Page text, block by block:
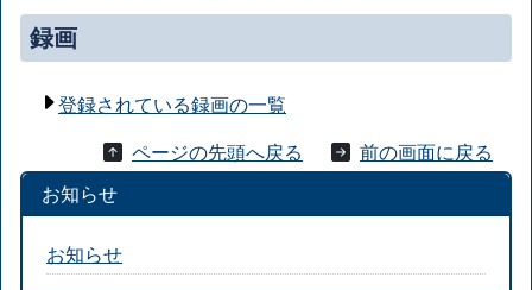
録画
登録されている録画の一覧
ページの先頭へ戻る
前の画面に戻る
お知らせ
お知らせ